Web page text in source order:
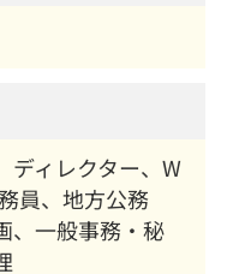
ディレクター、W
員、地方公務
、一般事務・秘